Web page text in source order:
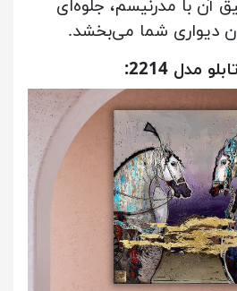
آن با مدرنیسم، جلوه‌ای
دیواری شما می‌بخشد.
مدل 2214: